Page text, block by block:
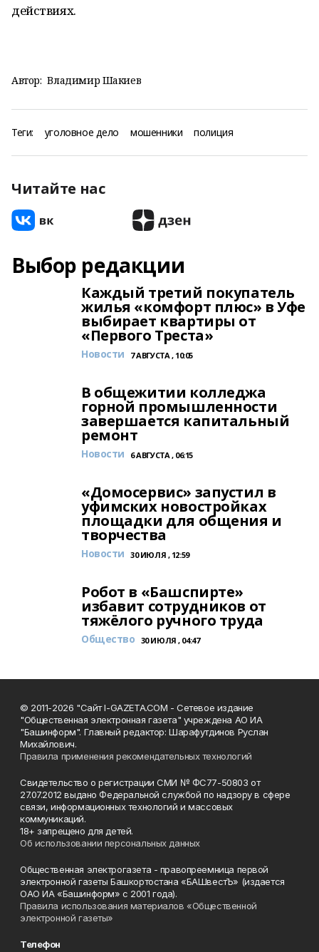
действиях.
Автор: Владимир Шакиев
Теги: уголовное дело мошенники полиция
Читайте нас
Выбор редакции
Каждый третий покупатель
жилья «комфорт плюс» в Уфе
выбирает квартиры от
«Первого Треста»
Новости 7 АВГУСТА , 10:05
В общежитии колледжа
горной промышленности
завершается капитальный
ремонт
Новости 6 АВГУСТА , 06:15
«Домосервис» запустил в
уфимских новостройках
площадки для общения и
творчества
Новости 30 ИЮЛЯ , 12:59
Робот в «Башспирте»
избавит сотрудников от
тяжёлого ручного труда
Общество 30 ИЮЛЯ , 04:47
© 2011-2026 "Сайт I-GAZETA.COM - Сетевое издание
"Общественная электронная газета" учреждена АО ИА
"Башинформ". Главный редактор: Шарафутдинов Руслан
Михайлович.
Правила применения рекомендательных технологий
Свидетельство о регистрации СМИ № ФС77-50803 от
27.07.2012 выдано Федеральной службой по надзору в сфере
связи, информационных технологий и массовых
коммуникаций.
18+ запрещено для детей.
Об использовании персональных данных
Общественная электрогазета - правопреемница первой
электронной газеты Башкортостана «БАШвестЪ» (издается
ОАО ИА «Башинформ» с 2001 года).
Правила использования материалов «Общественной
электронной газеты»
Телефон